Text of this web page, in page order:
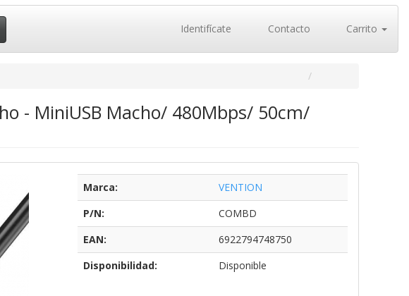
Identifícate Contacto Carrito
- MiniUSB Macho/ 480Mbps/ 50cm/
Marca:
VENTION
P/N:
COMBD
EAN:
6922794748750
Disponibilidad:
Disponible